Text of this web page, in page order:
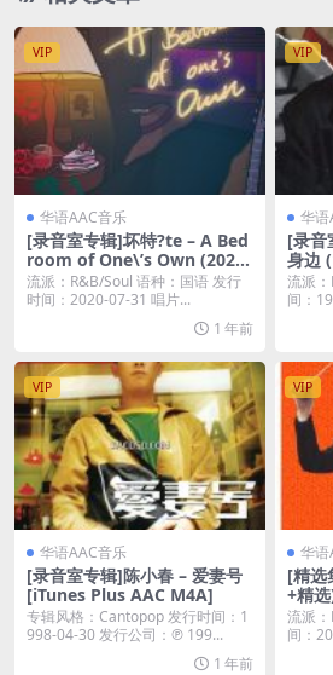
VIP
华语AAC音乐
[录音室专辑]坏特?te – A Bed
room of One\’s Own (2020)
[iTunes Plus M4A] 自购
流派：R&B/Soul 语种：国语 发行
时间：2020-07-31 唱片...
1 年前
VIP
华语
[录音
身边
A]
流派
间：
VIP
华语AAC音乐
[录音室专辑]陈小春 – 爱妻号
[iTunes Plus AAC M4A]
专辑风格：Cantopop 发行时间：1
998-04-30 发行公司：℗ 199...
1 年前
VIP
华语
[精选
+精
流派
间：